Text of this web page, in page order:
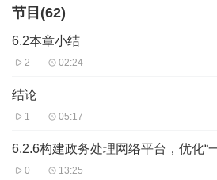
他们相信，通过大数据分析，可以预见交
网资源配置，有效应对各种突发状况，让
升。他们期待的不仅仅是技术的革新，更
——从依赖经验判断到依靠数据驱动，实
感。他们知道，只有不断探索和创新，才
能化升级，让深圳的交通不再拥堵，让
无阻的出行体验。
【作者简介】
黄明霞
节目(62)
6.2本章小结
2 02:24
结论
1 05:17
6.2.6构建政务处理网络平台，优化“
0 13:25